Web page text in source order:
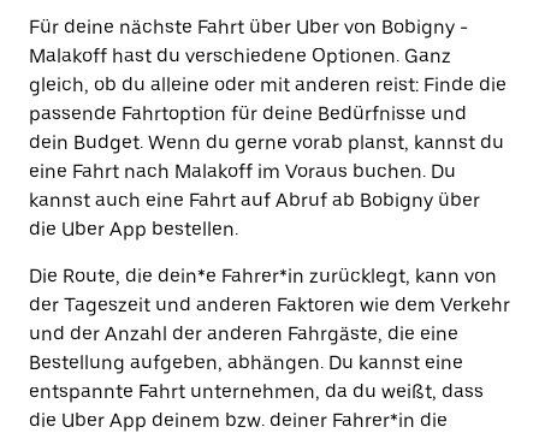
Für deine nächste Fahrt über Uber von Bobigny -
Malakoff hast du verschiedene Optionen. Ganz
gleich, ob du alleine oder mit anderen reist: Finde die
passende Fahrtoption für deine Bedürfnisse und
dein Budget. Wenn du gerne vorab planst, kannst du
eine Fahrt nach Malakoff im Voraus buchen. Du
kannst auch eine Fahrt auf Abruf ab Bobigny über
die Uber App bestellen.
Die Route, die dein*e Fahrer*in zurücklegt, kann von
der Tageszeit und anderen Faktoren wie dem Verkehr
und der Anzahl der anderen Fahrgäste, die eine
Bestellung aufgeben, abhängen. Du kannst eine
entspannte Fahrt unternehmen, da du weißt, dass
die Uber App deinem bzw. deiner Fahrer*in die